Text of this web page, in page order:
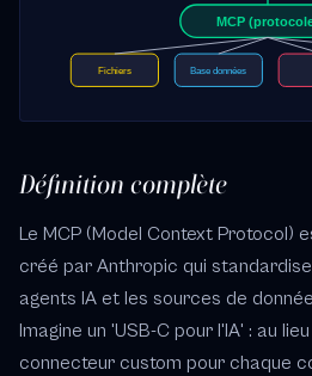
MCP
Fichiers Base données
Définition complète
Le MCP (Model Context Protocol)
créé par Anthropic qui
agents IA et les sources de
Imagine un 'USB-C pour l'IA' : au
connecteur custom pour chaque